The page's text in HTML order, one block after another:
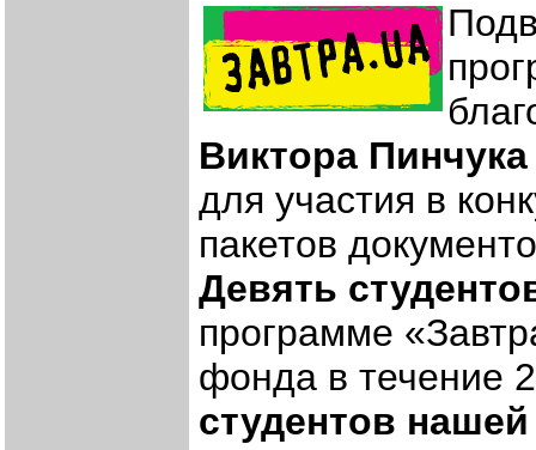
Виктора
для участия в
пакетов
Девять
программе
фонда в течение
студентов